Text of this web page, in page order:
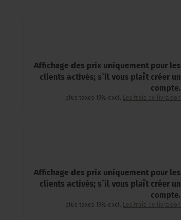
Affichage des prix uniquement pour les
clients activés; s`il vous plaît créer un
compte.
plus taxes 19% excl. Les frais de livraison
Affichage des prix uniquement pour les
clients activés; s`il vous plaît créer un
compte.
plus taxes 19% excl. Les frais de livraison